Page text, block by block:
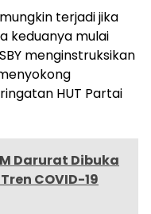
terjadi jika
keduanya mulai
menginstruksikan
HUT Partai
Darurat Dibuka
COVID-19